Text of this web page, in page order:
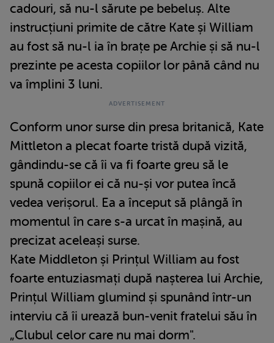
cadouri, să nu-l sărute pe bebeluș. Alte
instrucțiuni primite de către Kate și William
au fost să nu-l ia în brațe pe Archie și să nu-l
prezinte pe acesta copiilor lor până când nu
va împlini 3 luni.
Conform unor surse din presa britanică, Kate
Mittleton a plecat foarte tristă după vizită,
gândindu-se că îi va fi foarte greu să le
spună copiilor ei că nu-și vor putea încă
vedea verișorul. Ea a început să plângă în
momentul în care s-a urcat în mașină, au
precizat aceleași surse.
Kate Middleton și Prințul William au fost
foarte entuziasmați după nașterea lui Archie,
Prințul William glumind și spunând într-un
interviu că îi urează bun-venit fratelui său în
„Clubul celor care nu mai dorm".